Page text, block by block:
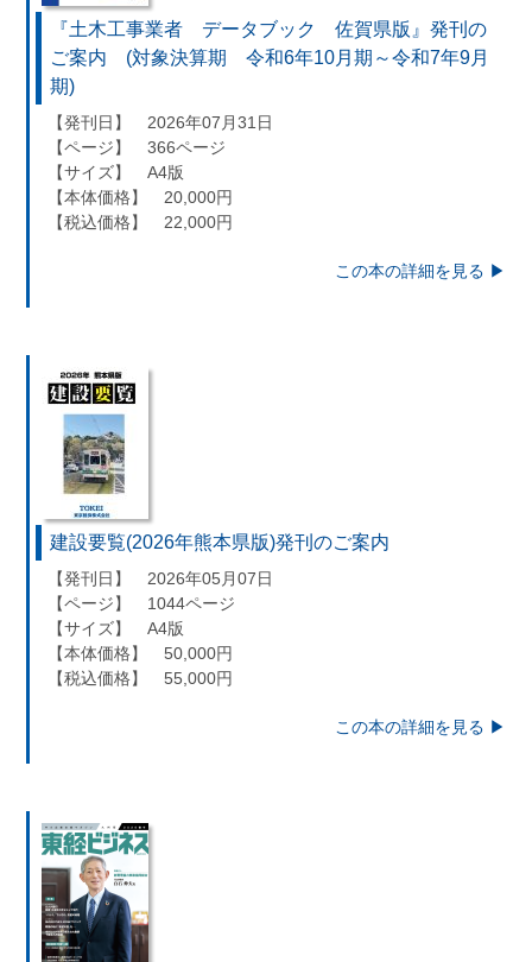
『土木工事業者 データブック 佐賀県版』発刊の
ご案内 (対象決算期 令和6年10月期～令和7年9月
期)
【発刊日】 2026年07月31日
【ページ】 366ページ
【サイズ】 A4版
【本体価格】 20,000円
【税込価格】 22,000円
この本の詳細を見る ▶︎
建設要覧(2026年熊本県版)発刊のご案内
【発刊日】 2026年05月07日
【ページ】 1044ページ
【サイズ】 A4版
【本体価格】 50,000円
【税込価格】 55,000円
この本の詳細を見る ▶︎